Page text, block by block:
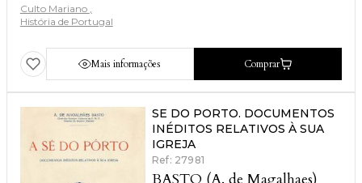
Culto Mariano
História de Portugal
Mais informações Comprar
SE DO PORTO. DOCUMENTOS
INÉDITOS RELATIVOS À SUA
IGREJA
Ref: 27981